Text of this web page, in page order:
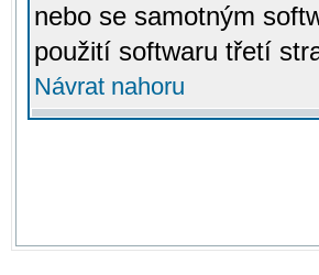
nebo se samotným
použití softwaru třetí
Návrat nahoru